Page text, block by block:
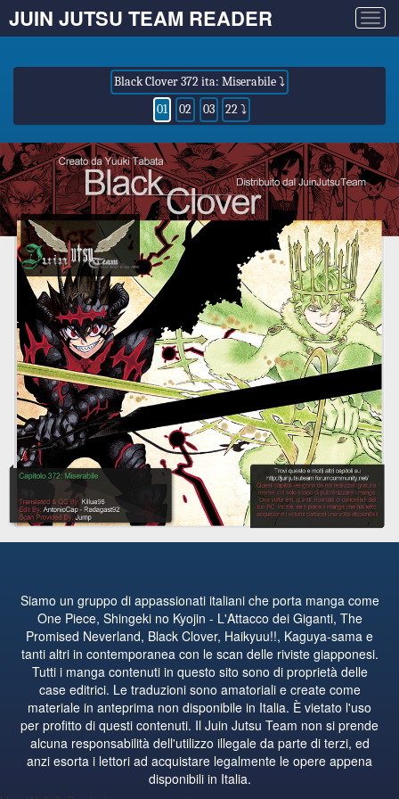
JUIN JUTSU TEAM READER
Black Clover 372 ita: Miserabile ⤵
01
02 03 22 ⤵
Siamo un gruppo di appassionati italiani che porta manga come
One Piece, Shingeki no Kyojin - L'Attacco dei Giganti, The
Promised Neverland, Black Clover, Haikyuu!!, Kaguya-sama e
tanti altri in contemporanea con le scan delle riviste giapponesi.
Tutti i manga contenuti in questo sito sono di proprietà delle
case editrici. Le traduzioni sono amatoriali e create come
materiale in anteprima non disponibile in Italia. È vietato l'uso
per profitto di questi contenuti. Il Juin Jutsu Team non si prende
alcuna responsabilità dell'utilizzo illegale da parte di terzi, ed
anzi esorta i lettori ad acquistare legalmente le opere appena
disponibili in Italia.